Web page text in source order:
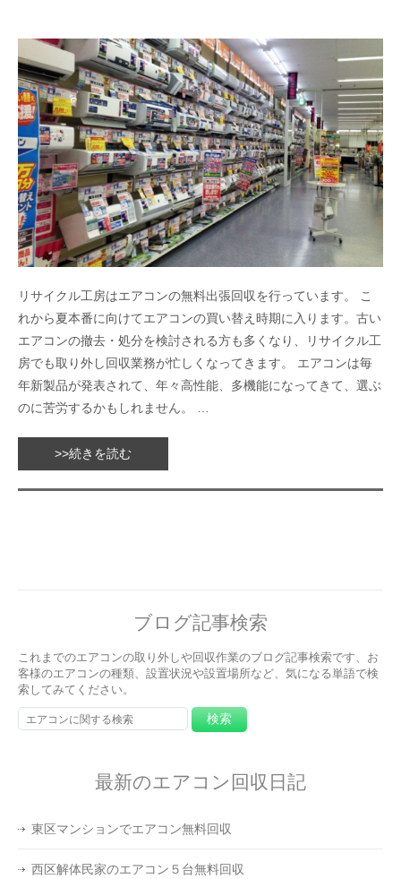
リサイクル工房はエアコンの無料出張回収を行っています。 こ
れから夏本番に向けてエアコンの買い替え時期に入ります。古い
エアコンの撤去・処分を検討される方も多くなり、リサイクル工
房でも取り外し回収業務が忙しくなってきます。 エアコンは毎
年新製品が発表されて、年々高性能、多機能になってきて、選ぶ
のに苦労するかもしれません。 …
>>続きを読む
ブログ記事検索
これまでのエアコンの取り外しや回収作業のブログ記事検索です、お
客様のエアコンの種類、設置状況や設置場所など、気になる単語で検
索してみてください。
最新のエアコン回収日記
東区マンションでエアコン無料回収
西区解体民家のエアコン５台無料回収